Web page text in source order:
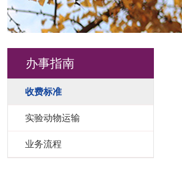
办事指南
收费标准
实验动物运输
业务流程